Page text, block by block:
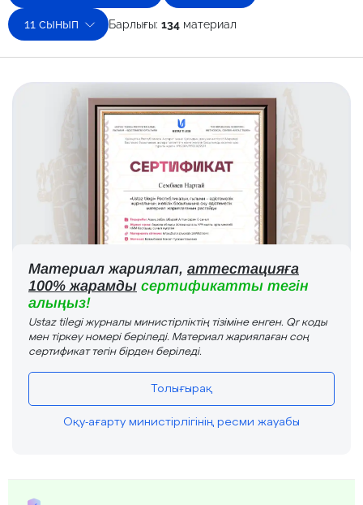
11 сынып Барлығы: 134 материал
Материал жариялап, аттестацияға
100% жарамды сертификатты тегін
алыңыз!
Ustaz tilegi журналы министірліктің тізіміне енген. Qr коды
мен тіркеу номері беріледі. Материал жариялаған соң
сертификат тегін бірден беріледі.
Толығырақ
Оқу-ағарту министірлігінің ресми жауабы